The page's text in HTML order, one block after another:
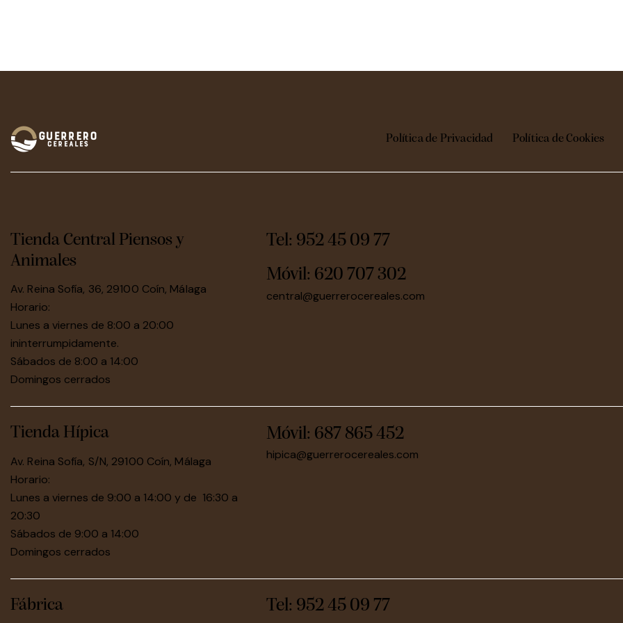
Política de Privacidad Política de Cookies
Tienda Central Piensos y
Animales
Av. Reina Sofía, 36, 29100 Coín, Málaga
Horario:
Lunes a viernes de 8:00 a 20:00
ininterrumpidamente.
Sábados de 8:00 a 14:00
Domingos cerrados
Tel: 952 45 09 77
Móvil: 620 707 302
central@guerrerocereales.com
Tienda Hípica
Av. Reina Sofía, S/N, 29100 Coín, Málaga
Horario:
Lunes a viernes de 9:00 a 14:00 y de 16:30 a
20:30
Sábados de 9:00 a 14:00
Domingos cerrados
Móvil: 687 865 452
hipica@guerrerocereales.com
Fábrica Tel: 952 45 09 77